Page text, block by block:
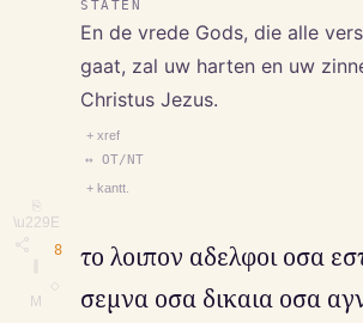
⎘
\u229E
M
STATEN
En de vrede Gods, die alle
gaat, zal uw harten en uw
Christus Jezus.
+ xref
↔ OT/NT
+ kantt.
8
το λοιπον αδελφοι οσα
σεμνα οσα δικαια οσα